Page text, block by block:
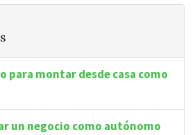
para montar desde casa como
un negocio como autónomo